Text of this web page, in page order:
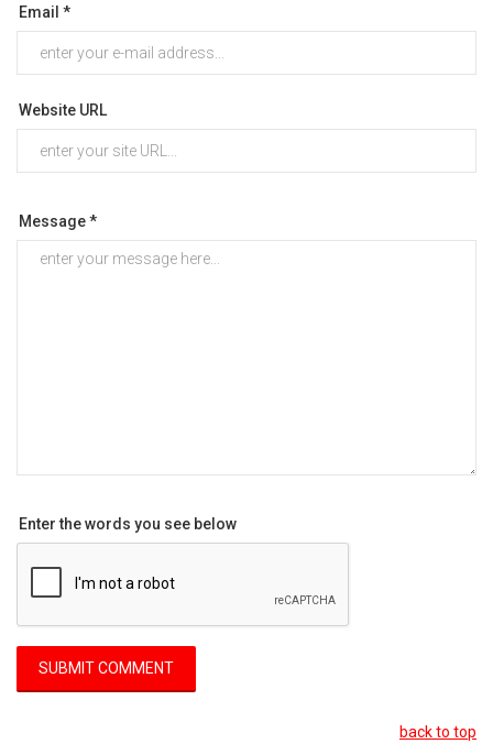
Email *
Website URL
Message *
Enter the words you see below
back to top